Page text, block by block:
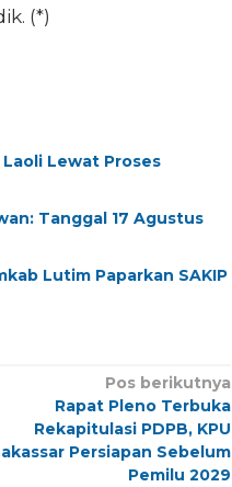
(*)
Lewat Proses
Tanggal 17 Agustus
Lutim Paparkan SAKIP
Pos berikutnya
Rapat Pleno Terbuka
Rekapitulasi PDPB, KPU
Persiapan Sebelum
Pemilu 2029